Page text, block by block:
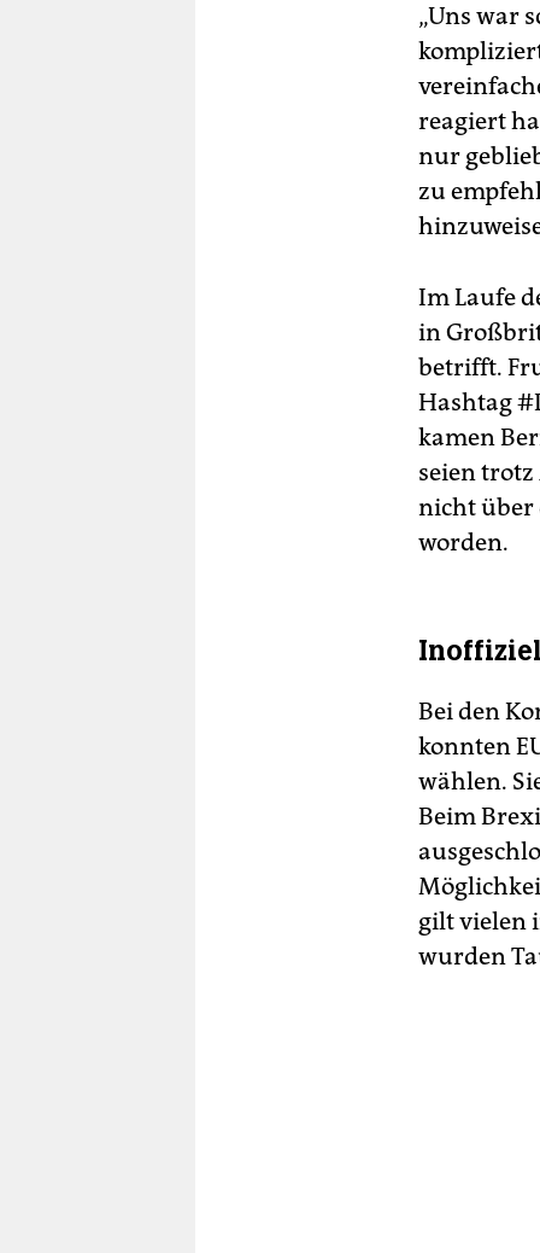
„Uns war
reagiert
nur
zu
Im Laufe
in
betrifft.
Hashtag
kamen
seien
nicht über
worden.
Bei den
konnten
wählen.
Beim
gilt vielen
wurden